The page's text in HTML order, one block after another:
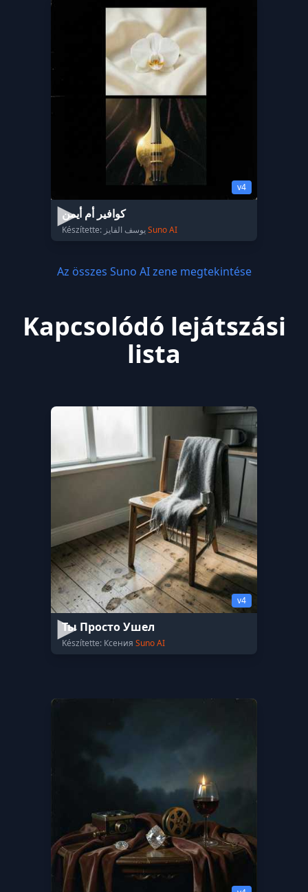
v4
كوافير أم أيمن
Suno AI
Az összes Suno AI zene megtekintése
Kapcsolódó lejátszási
lista
v4
Ты Просто Ушел
Készítette: Ксения Suno AI